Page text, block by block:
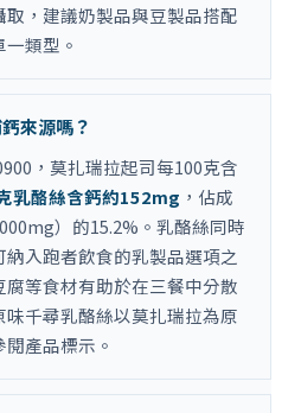
取，建議奶製品與豆製品搭配
類型。
來源嗎？
，莫扎瑞拉起司每100克含
乳酪絲含鈣約152mg ，佔成
）的15.2%。乳酪絲同時
入跑者飲食的乳製品選項之
等食材有助於在三餐中分散
味千尋乳酪絲以莫扎瑞拉為原
產品標示。